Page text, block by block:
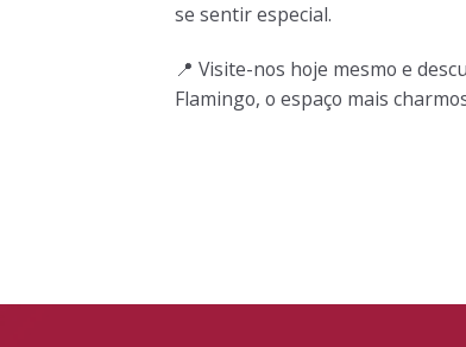
se sentir especial.
📍 Visite-nos hoje mesmo e
Flamingo, o espaço mais